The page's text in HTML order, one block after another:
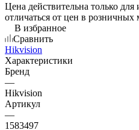
Цена действительна только
отличаться от цен в розничных
В избранное
Сравнить
Hikvision
Характеристики
Бренд
—
Hikvision
Артикул
—
1583497